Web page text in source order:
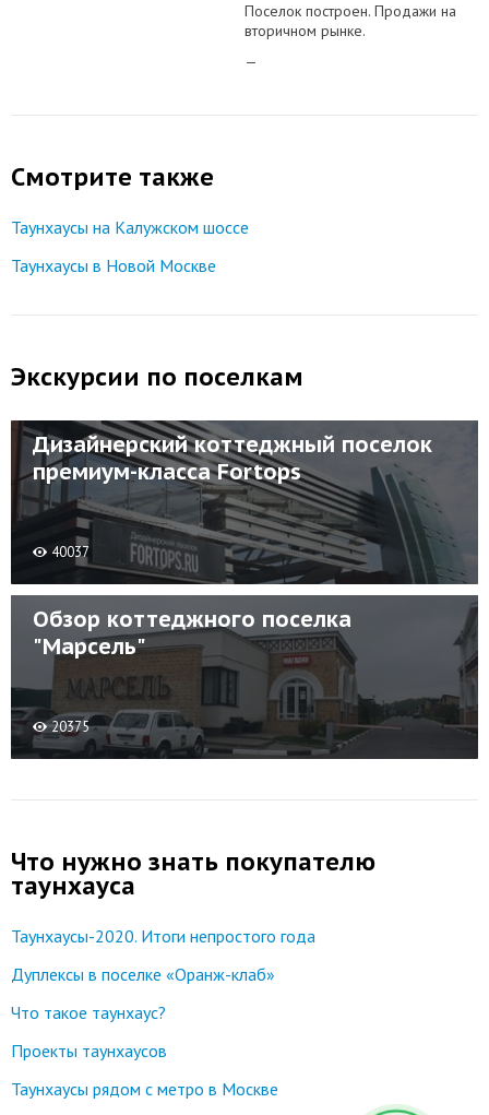
Поселок построен. Продажи на
вторичном рынке.
—
Смотрите также
Таунхаусы на Калужском шоссе
Таунхаусы в Новой Москве
Экскурсии по поселкам
Дизайнерский коттеджный поселок
премиум-класса Fortops
40037
Обзор коттеджного поселка
"Марсель"
20375
Что нужно знать покупателю
таунхауса
Таунхаусы-2020. Итоги непростого года
Дуплексы в поселке «Оранж-клаб»
Что такое таунхаус?
Проекты таунхаусов
Таунхаусы рядом с метро в Москве